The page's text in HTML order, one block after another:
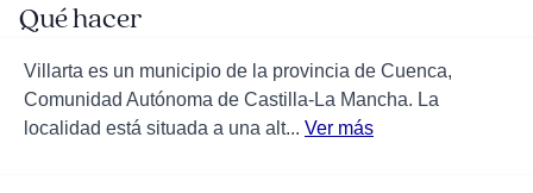
Qué hacer
Villarta es un municipio de la provincia de Cuenca,
Comunidad Autónoma de Castilla-La Mancha. La
localidad está situada a una alt... Ver más